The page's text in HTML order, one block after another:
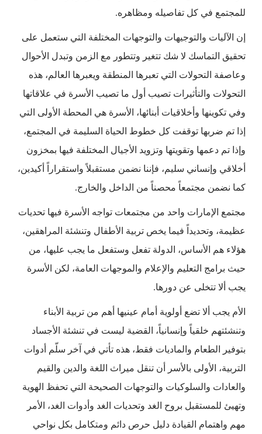
للمجتمع في كل تفاصيله ومظاهره.
إن الآليات والتوجيهات والتوجهات المختلفة التي ستعمل على
تحقيق التماسك لا شك تتغير وتتطور مع الزمن وتبدل الأحوال
وعاصفة التحولات التي تعبرها المنطقة ويعبرها العالم، هذه
التحولات والتأثيرات تصيب أول ما تصيب الأسرة في علاقاتها
وفي تكوينها وأخلاقيات أبنائها، الأسرة هي المحطة الأولى التي
إذا تم ضربها توقفت كل خطوط الحياة السليمة في المجتمع،
وإذا تم دعمها وتقويتها وتزويد الأجيال المختلفة فيها بمخزون
أخلاقي وإنساني سليم، فإننا نضمن مستقبلاً واستقراراً أكيدين،
كما نضمن مجتمعاً محصناً من الداخل والخارج.
مجتمع الإمارات واحد من مجتمعات تواجه الأسرة فيها تحديات
عظيمة، وتحديداً فيما يخص تربية الأطفال وتنشئة المراهقين،
هؤلاء هم الأساس، الدولة تفعل وستفعل ما يجب عليها، من
حيث برامج التعليم والإعلام والموجهات العامة، لكن الأسرة
يجب ألا تتخلى عن دورها.
الأم يجب ألا تضع أولوية أمام عينيها أهم من تربية الأبناء
وتنشئتهم خلقياً وإنسانياً، القضية ليست في تنشئة الأجساد
بتوفير الطعام والماديات فقط، هذه تأتي في آخر سلّم أدوات
التربية، الأولى بالأسر أن تنقل ميراث اللغة والدين والقيم
والعادات والسلوكيات والتوجهات الصحيحة التي تحفظ الهوية
وتهيئ للمستقبل بروح الغد وتحديات الغد وأدوات الغد، الأمر
مهم واهتمام القيادة دليل حرص دائم ومتكامل بكل نواحي